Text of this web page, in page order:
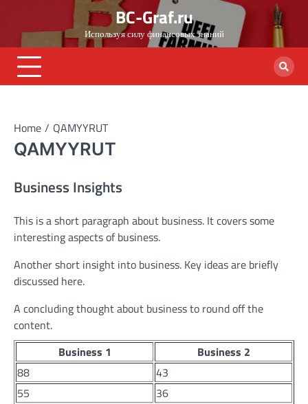
content
BC-Graf.ru
Используя силу финансовых знаний
Home QAMYYRUT
QAMYYRUT
Business Insights
This is a short paragraph about business. It covers some
interesting aspects of business.
Another short insight into business. Key ideas are briefly
discussed here.
A concluding thought about business to round off the
content.
Business 1
Business 2
88
43
55
36